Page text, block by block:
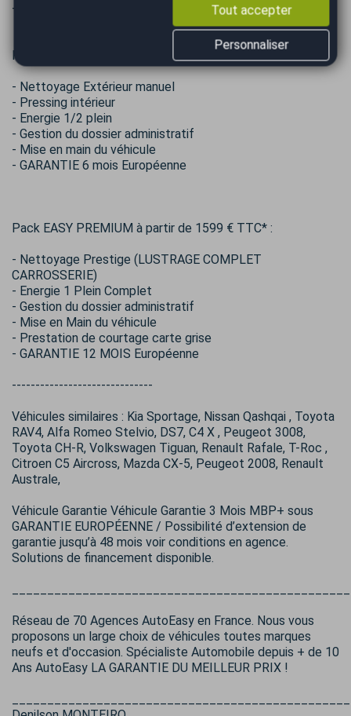
---------- PRESTATIONS OPTIONNELLES ----------
Pack Easy Confort à 1199 €
- Nettoyage Extérieur manuel
- Pressing intérieur
- Energie 1/2 plein
- Gestion du dossier administratif
- Mise en main du véhicule
- GARANTIE 6 mois Européenne
Pack EASY PREMIUM à partir de 1599 € TTC* :
- Nettoyage Prestige (LUSTRAGE COMPLET
CARROSSERIE)
- Energie 1 Plein Complet
- Gestion du dossier administratif
- Mise en Main du véhicule
- Prestation de courtage carte grise
- GARANTIE 12 MOIS Européenne
------------------------------
Véhicules similaires : Kia Sportage, Nissan Qashqai , Toyota
RAV4, Alfa Romeo Stelvio, DS7, C4 X , Peugeot 3008,
Toyota CH-R, Volkswagen Tiguan, Renault Rafale, T-Roc ,
Citroen C5 Aircross, Mazda CX-5, Peugeot 2008, Renault
Australe,
Véhicule Garantie Véhicule Garantie 3 Mois MBP+ sous
GARANTIE EUROPÉENNE / Possibilité d’extension de
garantie jusqu’à 48 mois voir conditions en agence.
Solutions de financement disponible.
Réseau de 70 Agences AutoEasy en France. Nous vous
proposons un large choix de véhicules toutes marques
neufs et d'occasion. Spécialiste Automobile depuis + de 10
Ans AutoEasy LA GARANTIE DU MEILLEUR PRIX !
Tout accepter
Personnaliser